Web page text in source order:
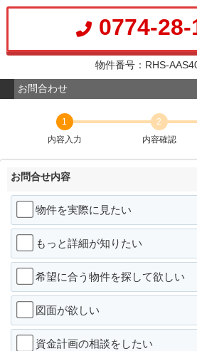
0774-
物件番号：RHS-
お問合わせ
1
内容入力
2
内容確認
お問合せ内容
物件を実際に見たい
もっと詳細が知りたい
希望に合う物件を探して欲しい
図面が欲しい
資金計画の相談をしたい